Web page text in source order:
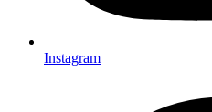
Instagram